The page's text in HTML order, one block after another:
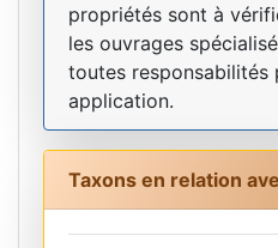
propriétés sont à
les ouvrages
toutes responsabilités
application.
Taxons en relation